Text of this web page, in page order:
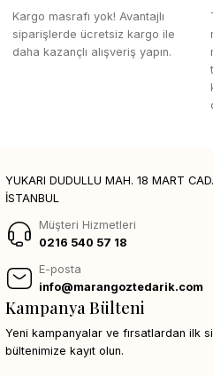
Kargo masrafı yok! Avantajlı
siparişlerde ücretsiz kargo ile
daha kazançlı alışveriş yapın.
YUKARI DUDULLU MAH. 18 MART
İSTANBUL
Müşteri Hizmetleri
0216 540 57 18
E-posta
info@marangoztedarik.com
Kampanya Bülteni
Yeni kampanyalar ve fırsatlardan ilk
bültenimize kayıt olun.